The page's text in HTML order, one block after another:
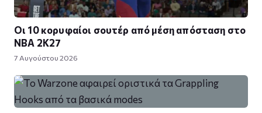
Οι 10 κορυφαίοι σουτέρ από μέση απόσταση στο
NBA 2K27
7 Αυγούστου 2026